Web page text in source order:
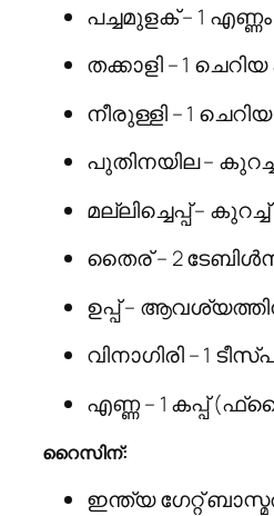
പച്ചമുളക് – 1 എണ്ണം
തക്കാളി – 1 ചെറിയ
നീരുള്ളി – 1
പുതിനയില –
മല്ലിച്ചെപ്പ് – കുറച്ച്
തൈര് – 2
ഉപ്പ് –
വിനാഗിരി – 1
എണ്ണ – 1 കപ്പ്
റൈസിന്:
ഇന്ത്യ ഗേറ്റ്